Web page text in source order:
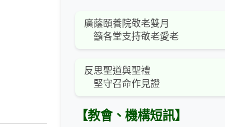
廣蔭頤養院敬老雙月
籲各堂支持敬老愛老
反思聖道與聖禮
堅守召命作見證
【教會、機構短訊】